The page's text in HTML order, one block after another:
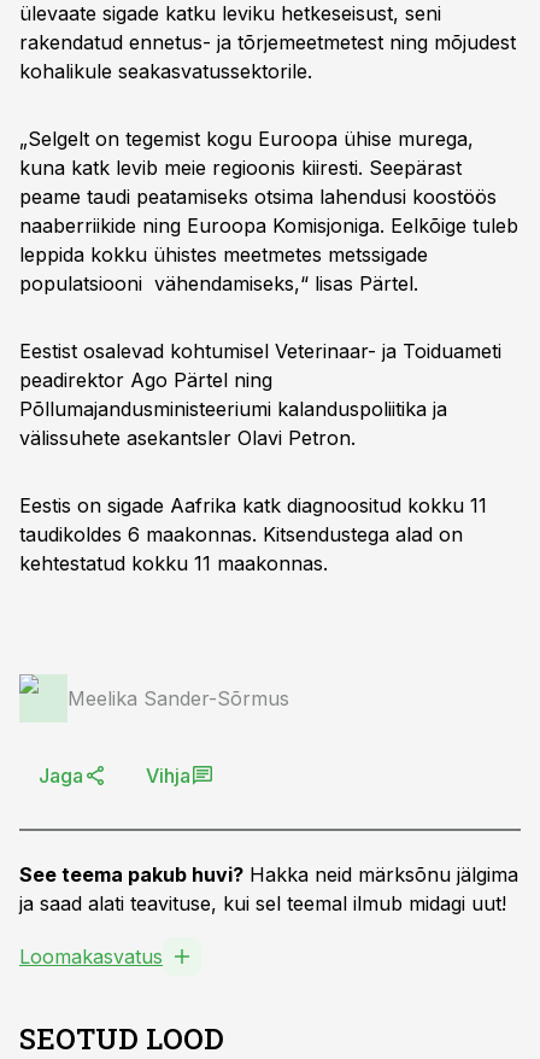
ülevaate sigade katku leviku hetkeseisust, seni
rakendatud ennetus- ja tõrjemeetmetest ning mõjudest
kohalikule seakasvatussektorile.
„Selgelt on tegemist kogu Euroopa ühise murega,
kuna katk levib meie regioonis kiiresti. Seepärast
peame taudi peatamiseks otsima lahendusi koostöös
naaberriikide ning Euroopa Komisjoniga. Eelkõige tuleb
leppida kokku ühistes meetmetes metssigade
populatsiooni vähendamiseks,“ lisas Pärtel.
Eestist osalevad kohtumisel Veterinaar- ja Toiduameti
peadirektor Ago Pärtel ning
Põllumajandusministeeriumi kalanduspoliitika ja
välissuhete asekantsler Olavi Petron.
Eestis on sigade Aafrika katk diagnoositud kokku 11
taudikoldes 6 maakonnas. Kitsendustega alad on
kehtestatud kokku 11 maakonnas.
Meelika Sander-Sõrmus
Jaga Vihja
See teema pakub huvi? Hakka neid märksõnu jälgima
ja saad alati teavituse, kui sel teemal ilmub midagi uut!
Loomakasvatus
SEOTUD LOOD